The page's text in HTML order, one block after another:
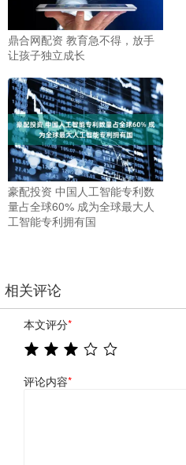
鼎合网配资 教育急不得，放手
让孩子独立成长
豪配投资 中国人工智能专利数
量占全球60% 成为全球最大人
工智能专利拥有国
相关评论
本文评分*
评论内容*